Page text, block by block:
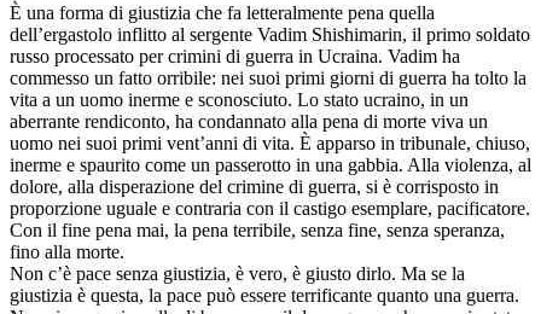
È una forma di giustizia che fa letteralmente pena quella
dell’ergastolo inflitto al sergente Vadim Shishimarin, il primo soldato
russo processato per crimini di guerra in Ucraina. Vadim ha
commesso un fatto orribile: nei suoi primi giorni di guerra ha tolto la
vita a un uomo inerme e sconosciuto. Lo stato ucraino, in un
aberrante rendiconto, ha condannato alla pena di morte viva un
uomo nei suoi primi vent’anni di vita. È apparso in tribunale, chiuso,
inerme e spaurito come un passerotto in una gabbia. Alla violenza, al
dolore, alla disperazione del crimine di guerra, si è corrisposto in
proporzione uguale e contraria con il castigo esemplare, pacificatore.
Con il fine pena mai, la pena terribile, senza fine, senza speranza,
fino alla morte.
Non c’è pace senza giustizia, è vero, è giusto dirlo. Ma se la
giustizia è questa, la pace può essere terrificante quanto una guerra.